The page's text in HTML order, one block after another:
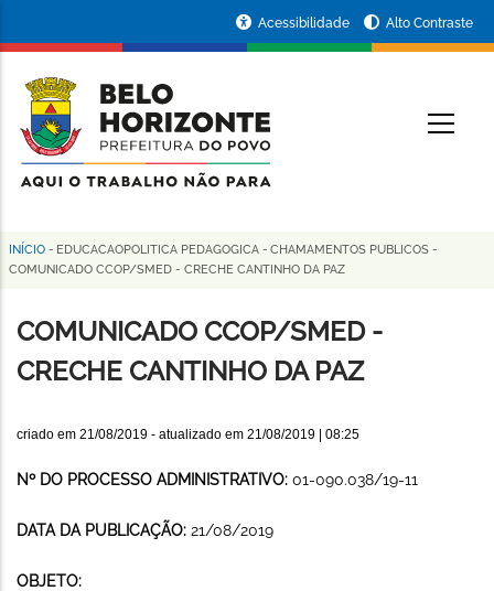
conteúdo
principal
da
Prefeitura
de
Horizonte
Acessibilidade Alto Contraste
Trilha
navegação
INÍCIO - EDUCACAOPOLITICA PEDAGOGICA - CHAMAMENTOS PUBLICOS -
COMUNICADO CCOP/SMED - CRECHE CANTINHO DA PAZ
COMUNICADO CCOP/SMED -
CRECHE CANTINHO DA PAZ
criado em 21/08/2019 - atualizado em 21/08/2019 | 08:25
Nº DO PROCESSO ADMINISTRATIVO: 01-090.038/19-11
DATA DA PUBLICAÇÃO: 21/08/2019
OBJETO: